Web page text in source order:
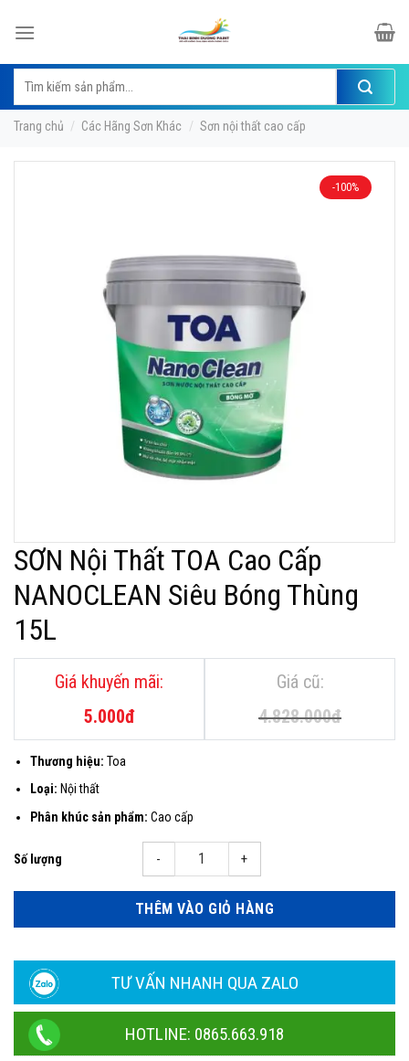
Tìm
kiếm:
Trang chủ / Các Hãng Sơn Khác / Sơn nội thất cao cấp
-100%
SƠN Nội Thất TOA Cao Cấp
NANOCLEAN Siêu Bóng Thùng
15L
4.828.000đ
4.828.000đ.5.000đ
5.000đ.
Thương hiệu: Toa
Loại: Nội thất
Phân khúc sản phẩm: Cao cấp
SƠN nội thất TOA cao cấp NANOCLEAN siêu bóng thùng 15L số lượng
THÊM VÀO GIỎ HÀNG
TƯ VẤN NHANH QUA ZALO
HOTLINE: 0865.663.918